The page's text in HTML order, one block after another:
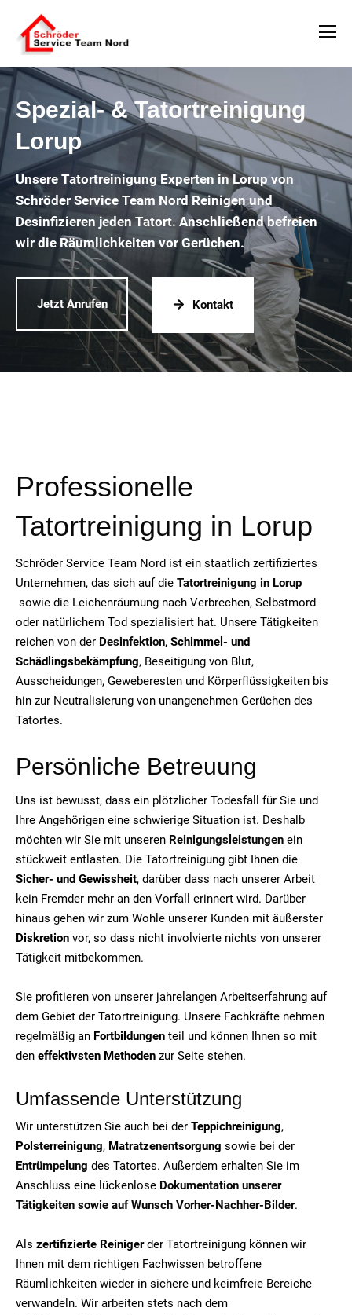
Spezial- & Tatortreinigung
Lorup
Unsere Tatortreinigung Experten in Lorup von
Schröder Service Team Nord Reinigen und
Desinfizieren jeden Tatort. Anschließend befreien
wir die Räumlichkeiten vor Gerüchen.
Jetzt Anrufen Kontakt
Professionelle
Tatortreinigung in Lorup
Schröder Service Team Nord ist ein staatlich zertifiziertes
Unternehmen, das sich auf die Tatortreinigung in Lorup
sowie die Leichenräumung nach Verbrechen, Selbstmord
oder natürlichem Tod spezialisiert hat. Unsere Tätigkeiten
reichen von der Desinfektion, Schimmel- und
Schädlingsbekämpfung, Beseitigung von Blut,
Ausscheidungen, Geweberesten und Körperflüssigkeiten bis
hin zur Neutralisierung von unangenehmen Gerüchen des
Tatortes.
Persönliche Betreuung
Uns ist bewusst, dass ein plötzlicher Todesfall für Sie und
Ihre Angehörigen eine schwierige Situation ist. Deshalb
möchten wir Sie mit unseren Reinigungsleistungen ein
stückweit entlasten. Die Tatortreinigung gibt Ihnen die
Sicher- und Gewissheit, darüber dass nach unserer Arbeit
kein Fremder mehr an den Vorfall erinnert wird. Darüber
hinaus gehen wir zum Wohle unserer Kunden mit äußerster
Diskretion vor, so dass nicht involvierte nichts von unserer
Tätigkeit mitbekommen.
Sie profitieren von unserer jahrelangen Arbeitserfahrung auf
dem Gebiet der Tatortreinigung. Unsere Fachkräfte nehmen
regelmäßig an Fortbildungen teil und können Ihnen so mit
den effektivsten Methoden zur Seite stehen.
Umfassende Unterstützung
Wir unterstützen Sie auch bei der Teppichreinigung,
Polsterreinigung, Matratzenentsorgung sowie bei der
Entrümpelung des Tatortes. Außerdem erhalten Sie im
Anschluss eine lückenlose Dokumentation unserer
Tätigkeiten sowie auf Wunsch Vorher-Nachher-Bilder.
Als zertifizierte Reinigerder Tatortreinigung können wir
Ihnen mit dem richtigen Fachwissen betroffene
Räumlichkeiten wieder in sichere und keimfreie Bereiche
verwandeln. Wir arbeiten stets nach dem